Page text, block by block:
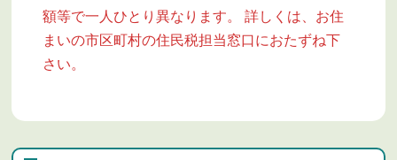
額等で一人ひとり異なります。 詳しくは、お住
まいの市区町村の住民税担当窓口におたずね下
さい。